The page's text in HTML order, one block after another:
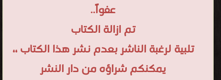
عفواً..
تم ازالة الكتاب
تلبية لرغبة الناشر بعدم نشر هذا الكتاب ،،
يمكنكم شراؤه من دار النشر